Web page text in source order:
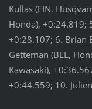
Kullas (FIN,
Honda), +0:24.819;
+0:28.107; 6. Brian
Getteman (BEL,
Kawasaki),
+0:44.559; 10.